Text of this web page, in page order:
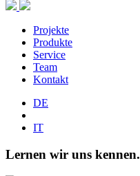
Projekte
Produkte
Service
Team
Kontakt
DE
IT
Lernen wir uns kennen.